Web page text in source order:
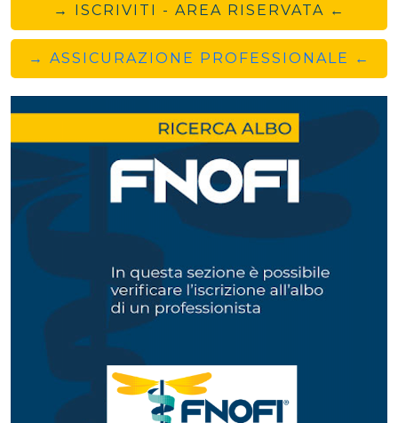
→ ISCRIVITI - AREA RISERVATA ←
→ ASSICURAZIONE PROFESSIONALE ←